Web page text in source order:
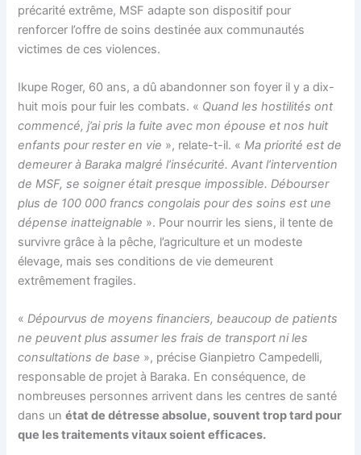
précarité extrême, MSF adapte son dispositif pour
renforcer l’offre de soins destinée aux communautés
victimes de ces violences.
Ikupe Roger, 60 ans, a dû abandonner son foyer il y a dix-
huit mois pour fuir les combats. « Quand les hostilités ont
commencé, j’ai pris la fuite avec mon épouse et nos huit
enfants pour rester en vie », relate-t-il. «Ma priorité est de
demeurer à Baraka malgré l’insécurité. Avant l’intervention
de MSF, se soigner était presque impossible. Débourser
plus de 100 000 francs congolais pour des soins est une
dépense inatteignable ». Pour nourrir les siens, il tente de
survivre grâce à la pêche, l’agriculture et un modeste
élevage, mais ses conditions de vie demeurent
extrêmement fragiles.
«Dépourvus de moyens financiers, beaucoup de patients
ne peuvent plus assumer les frais de transport ni les
consultations de base », précise Gianpietro Campedelli,
responsable de projet à Baraka. En conséquence, de
nombreuses personnes arrivent dans les centres de santé
dans unétat de détresse absolue, souvent trop tard pour
que les traitements vitaux soient efficaces.